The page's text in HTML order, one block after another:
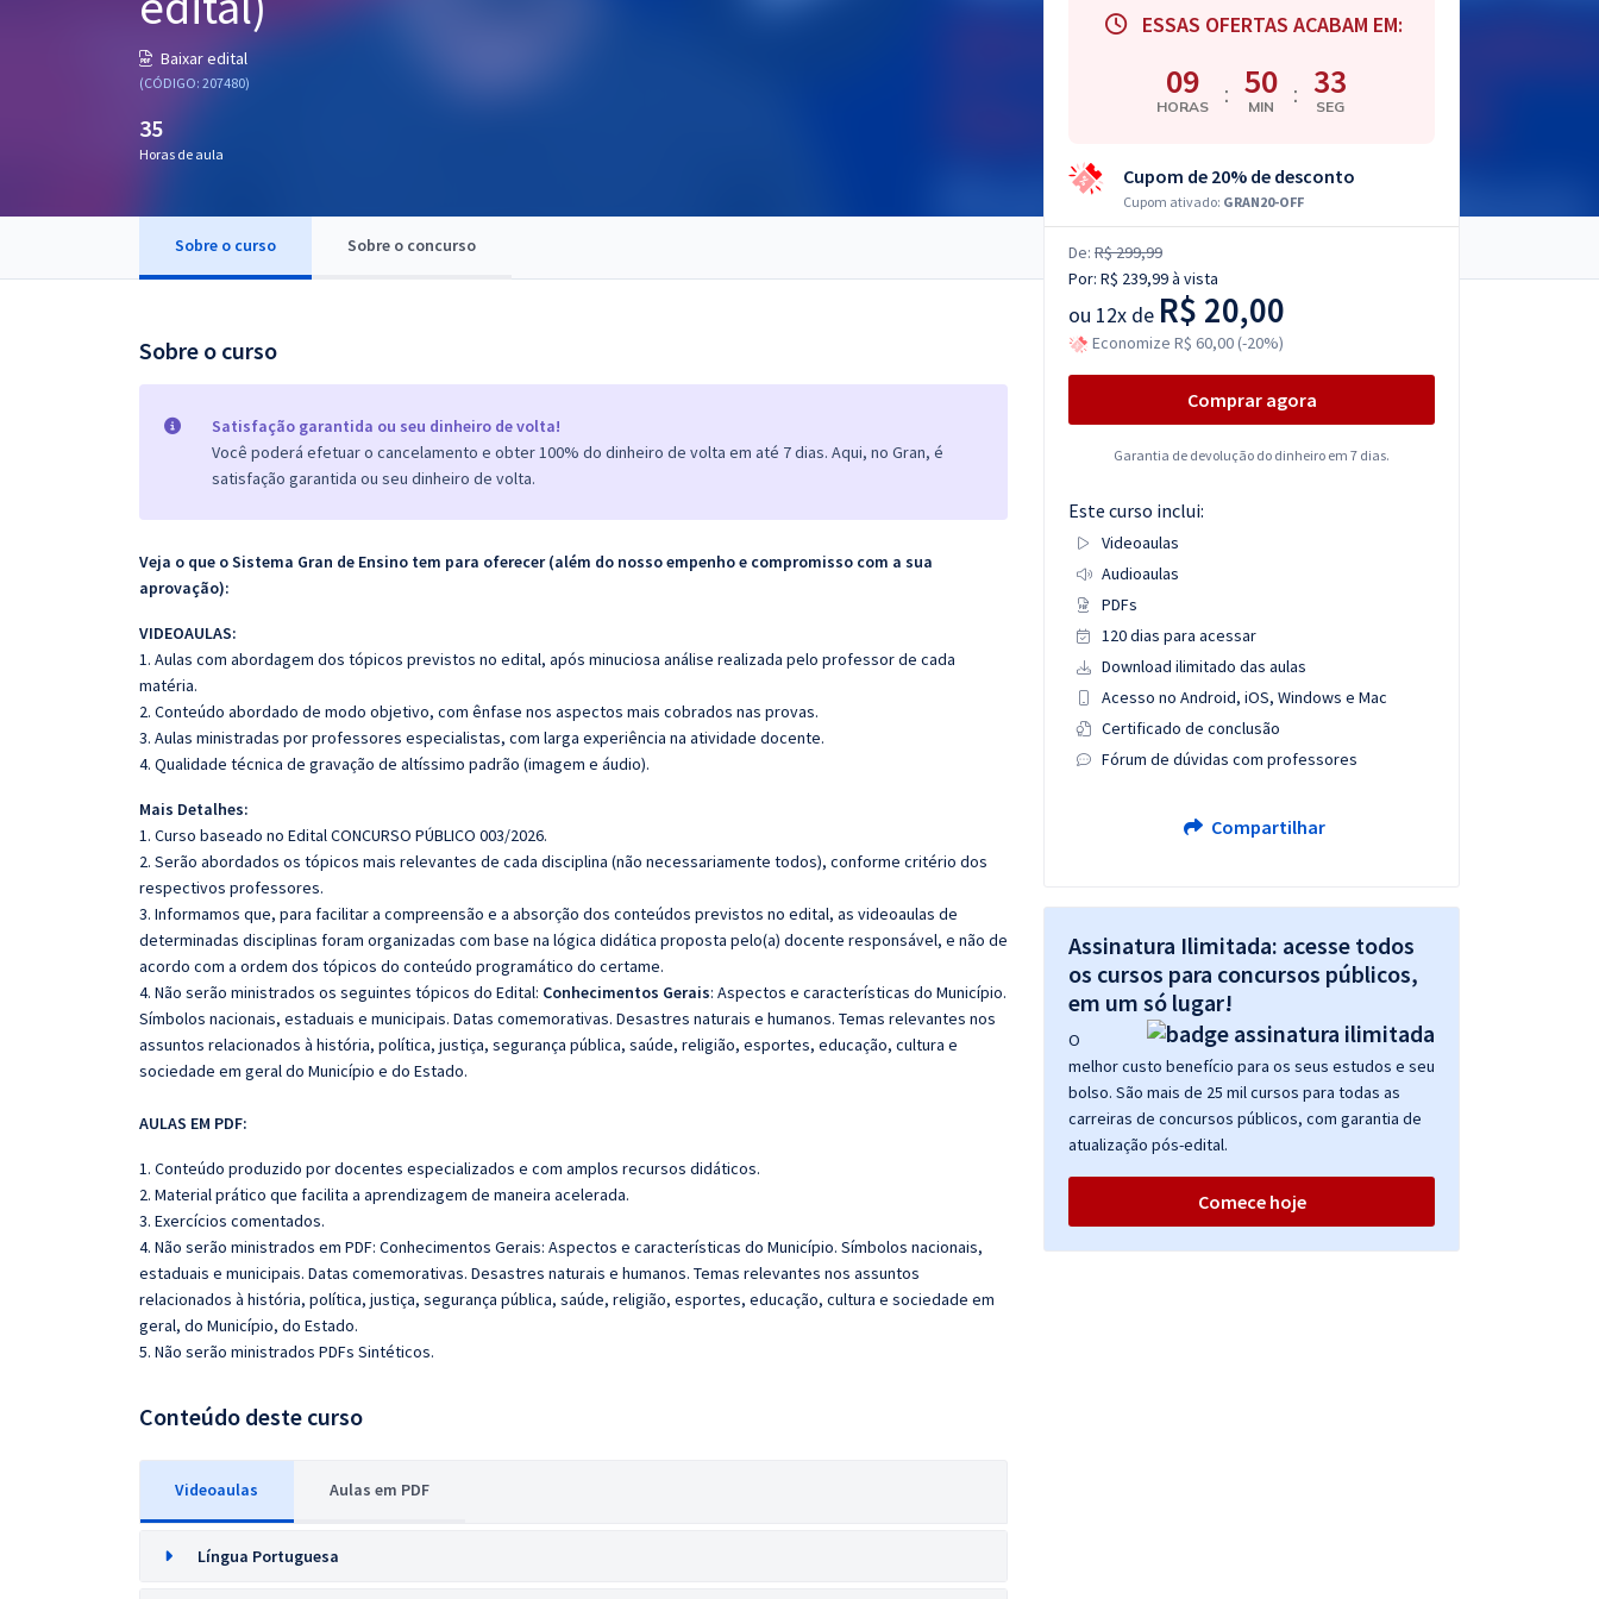
Baixar edital
(CÓDIGO: 207480)
35
Horas de aula
Sobre o curso Sobre o concurso
Sobre o curso
Satisfação garantida ou seu dinheiro de volta!
Você poderá efetuar o cancelamento e obter 100% do dinheiro de volta em até 7 dias. Aqui, no Gran, é
satisfação garantida ou seu dinheiro de volta.
Veja o que o Sistema Gran de Ensino tem para oferecer (além do nosso empenho e compromisso com a sua
aprovação):
VIDEOAULAS:
1. Aulas com abordagem dos tópicos previstos no edital, após minuciosa análise realizada pelo professor de cada
matéria.
2. Conteúdo abordado de modo objetivo, com ênfase nos aspectos mais cobrados nas provas.
3. Aulas ministradas por professores especialistas, com larga experiência na atividade docente.
4. Qualidade técnica de gravação de altíssimo padrão (imagem e áudio).
Mais Detalhes:
1. Curso baseado no Edital CONCURSO PÚBLICO 003/2026.
2. Serão abordados os tópicos mais relevantes de cada disciplina (não necessariamente todos), conforme critério dos
respectivos professores.
3. Informamos que, para facilitar a compreensão e a absorção dos conteúdos previstos no edital, as videoaulas de
determinadas disciplinas foram organizadas com base na lógica didática proposta pelo(a) docente responsável, e não de
acordo com a ordem dos tópicos do conteúdo programático do certame.
4. Não serão ministrados os seguintes tópicos do Edital: Conhecimentos Gerais: Aspectos e características do Município.
Símbolos nacionais, estaduais e municipais. Datas comemorativas. Desastres naturais e humanos. Temas relevantes nos
assuntos relacionados à história, política, justiça, segurança pública, saúde, religião, esportes, educação, cultura e
sociedade em geral do Município e do Estado.
AULAS EM PDF:
1. Conteúdo produzido por docentes especializados e com amplos recursos didáticos.
2. Material prático que facilita a aprendizagem de maneira acelerada.
3. Exercícios comentados.
4. Não serão ministrados em PDF: Conhecimentos Gerais: Aspectos e características do Município. Símbolos nacionais,
estaduais e municipais. Datas comemorativas. Desastres naturais e humanos. Temas relevantes nos assuntos
relacionados à história, política, justiça, segurança pública, saúde, religião, esportes, educação, cultura e sociedade em
geral, do Município, do Estado.
5. Não serão ministrados PDFs Sintéticos.
Conteúdo deste curso
Videoaulas Aulas em PDF
Língua Portuguesa
ESSAS OFERTAS ACABAM EM:
09
HORAS : 50
MIN : 32
SEG
Cupom de 20% de desconto
Cupom ativado: GRAN20-OFF
De: R$ 299,99
Por: R$ 239,99à vista
ou 12x de R$ 20,00
Economize R$ 60,00 (-20%)
Comprar agora
Garantia de devolução do dinheiro em 7 dias.
Este curso inclui:
Videoaulas
Audioaulas
PDFs
120 dias para acessar
Download ilimitado das aulas
Acesso no Android, iOS, Windows e Mac
Certificado de conclusão
Fórum de dúvidas com professores
Compartilhar
Assinatura Ilimitada: acesse todos
os cursos para concursos públicos,
em um só lugar!
O
melhor custo benefício para os seus estudos e seu
bolso. São mais de 25 mil cursos para todas as
carreiras de concursos públicos, com garantia de
atualização pós-edital.
Comece hoje